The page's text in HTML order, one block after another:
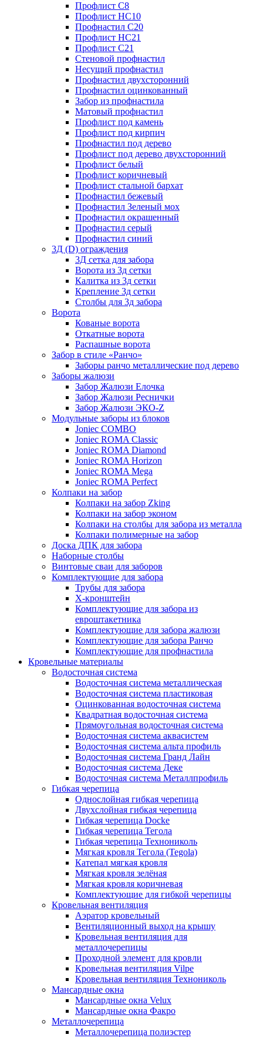
Профлист С8
Профлист НС10
Профнастил С20
Профлист НС21
Профлист С21
Стеновой профнастил
Несущий профнастил
Профнастил двухсторонний
Профнастил оцинкованный
Забор из профнастила
Матовый профнастил
Профлист под камень
Профлист под кирпич
Профнастил под дерево
Профлист под дерево двухсторонний
Профлист белый
Профлист коричневый
Профлист стальной бархат
Профнастил бежевый
Профнастил Зеленый мох
Профнастил окрашенный
Профнастил серый
Профнастил синий
3Д (D) ограждения
3Д сетка для забора
Ворота из 3д сетки
Калитка из 3д сетки
Крепление 3д сетки
Столбы для 3д забора
Ворота
Кованые ворота
Откатные ворота
Распашные ворота
Забор в стиле «Ранчо»
Заборы ранчо металлические под дерево
Заборы жалюзи
Забор Жалюзи Елочка
Забор Жалюзи Реснички
Забор Жалюзи ЭКО-Z
Модульные заборы из блоков
Joniec COMBO
Joniec ROMA Classic
Joniec ROMA Diamond
Joniec ROMA Horizon
Joniec ROMA Mega
Joniec ROMA Perfect
Колпаки на забор
Колпаки на забор Zking
Колпаки на забор эконом
Колпаки на столбы для забора из металла
Колпаки полимерные на забор
Доска ДПК для забора
Наборные столбы
Винтовые сваи для заборов
Комплектующие для забора
Трубы для забора
Х-кронштейн
Комплектующие для забора из
евроштакетника
Комплектующие для забора жалюзи
Комплектующие для забора Ранчо
Комплектующие для профнастила
Кровельные материалы
Водосточная система
Водосточная система металлическая
Водосточная система пластиковая
Оцинкованная водосточная система
Квадратная водосточная система
Прямоугольная водосточная система
Водосточная система аквасистем
Водосточная система альта профиль
Водосточная система Гранд Лайн
Водосточная система Деке
Водосточная система Металлпрофиль
Гибкая черепица
Однослойная гибкая черепица
Двухслойная гибкая черепица
Гибкая черепица Docke
Гибкая черепица Тегола
Гибкая черепица Технониколь
Мягкая кровля Тегола (Tegola)
Катепал мягкая кровля
Мягкая кровля зелёная
Мягкая кровля коричневая
Комплектующие для гибкой черепицы
Кровельная вентиляция
Аэратор кровельный
Вентиляционный выход на крышу
Кровельная вентиляция для
металлочерепицы
Проходной элемент для кровли
Кровельная вентиляция Vilpe
Кровельная вентиляция Технониколь
Мансардные окна
Мансардные окна Velux
Мансардные окна Факро
Металлочерепица
Металлочерепица полиэстер